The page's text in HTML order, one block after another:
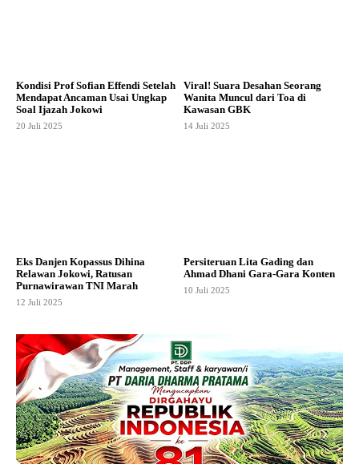
Kondisi Prof Sofian Effendi Setelah
Mendapat Ancaman Usai Ungkap
Soal Ijazah Jokowi
20 Juli 2025
Viral! Suara Desahan Seorang
Wanita Muncul dari Toa di
Kawasan GBK
14 Juli 2025
Eks Danjen Kopassus Dihina
Relawan Jokowi, Ratusan
Purnawirawan TNI Marah
12 Juli 2025
Persiteruan Lita Gading dan
Ahmad Dhani Gara-Gara Konten
10 Juli 2025